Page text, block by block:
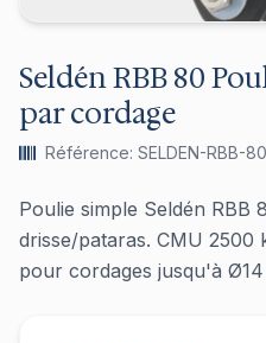
Seldén RBB 80
par cordage
Référence: SELDEN-RBB-
Poulie simple Seldén RBB
drisse/pataras. CMU
pour cordages jusqu'à Ø14